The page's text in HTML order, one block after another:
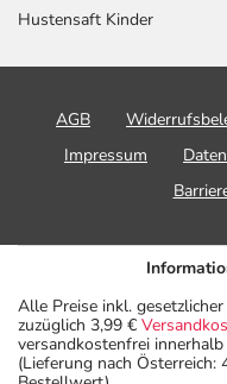
Hustensaft Kinder
AGB
Impressum
Alle Preise inkl.
zuzüglich 3,99 €
versandkostenfrei
(Lieferung nach Österreich: